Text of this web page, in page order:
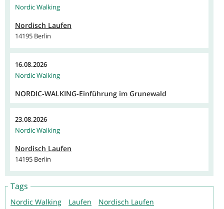
Nordic Walking
Nordisch Laufen
14195 Berlin
16.08.2026
Nordic Walking
NORDIC-WALKING-Einführung im Grunewald
23.08.2026
Nordic Walking
Nordisch Laufen
14195 Berlin
Tags
Nordic Walking Laufen Nordisch Laufen